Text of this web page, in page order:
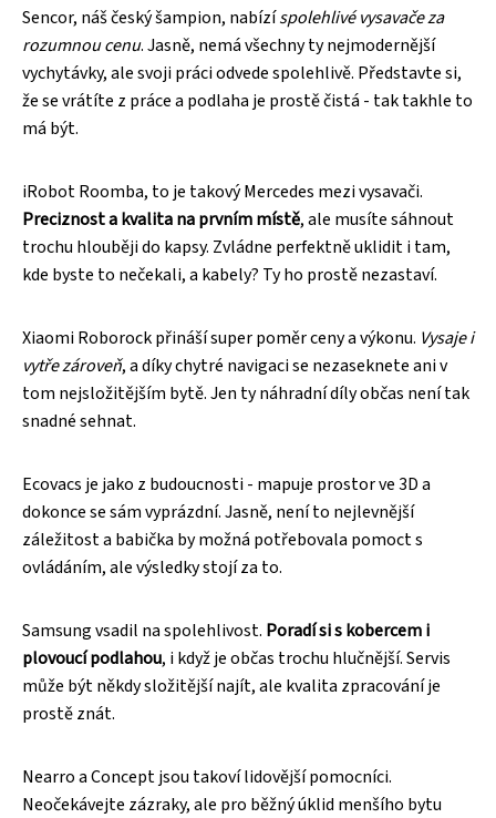
Sencor, náš český šampion, nabízíspolehlivé vysavače za
rozumnou cenu. Jasně, nemá všechny ty nejmodernější
vychytávky, ale svoji práci odvede spolehlivě. Představte si,
že se vrátíte z práce a podlaha je prostě čistá - tak takhle to
má být.
iRobot Roomba, to je takový Mercedes mezi vysavači.
Preciznost a kvalita na prvním místě, ale musíte sáhnout
trochu hlouběji do kapsy. Zvládne perfektně uklidit i tam,
kde byste to nečekali, a kabely? Ty ho prostě nezastaví.
Xiaomi Roborock přináší super poměr ceny a výkonu. Vysaje i
vytře zároveň, a díky chytré navigaci se nezaseknete ani v
tom nejsložitějším bytě. Jen ty náhradní díly občas není tak
snadné sehnat.
Ecovacs je jako z budoucnosti - mapuje prostor ve 3D a
dokonce se sám vyprázdní. Jasně, není to nejlevnější
záležitost a babička by možná potřebovala pomoct s
ovládáním, ale výsledky stojí za to.
Samsung vsadil na spolehlivost. Poradí si s kobercem i
plovoucí podlahou, i když je občas trochu hlučnější. Servis
může být někdy složitější najít, ale kvalita zpracování je
prostě znát.
Nearro a Concept jsou takoví lidovější pomocníci.
Neočekávejte zázraky, ale pro běžný úklid menšího bytu